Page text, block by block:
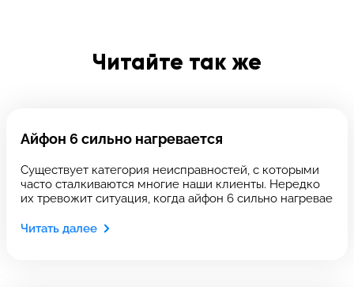
Читайте так же
Айфон 6 сильно нагревается
Существует категория неисправностей, с которыми
часто сталкиваются многие наши клиенты. Нередко
их тревожит ситуация, когда айфон 6 сильно нагревае
Читать далее
Отправить
Введите номер договора